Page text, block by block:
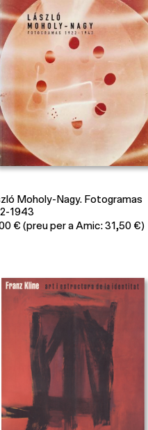
Moholy-Nagy. Fotogramas
1943
€ (preu per a Amic: 31,50 €)